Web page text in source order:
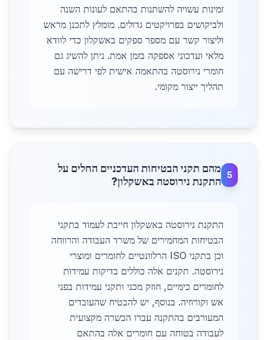
זמינות עשויה להשתנות בהתאם לעונות השנה
ולביקושים בפרויקטים גדולים. מומלץ לתכנן מראש
וליצור קשר עם מספר ספקים באשקלון כדי לוודא
מלאי ועדכוני אספקה בזמן אמת. ניתן להשיג גם
חומרי נירוסטה בהתאמה אישית לפי דרישה עם
תהליך ייצור מקומי.
5
מהם תקני הבטיחות העדכניים החלים על
התקנת נירוסטה באשקלון?
התקנת נירוסטה באשקלון חייבת לעמוד בתקני
הבטיחות המחמירים של משרד העבודה והרווחה
וכן בתקני ISO הרלוונטיים לחומרים ומוצרי
נירוסטה. תקנים אלה כוללים בדיקות עמידות
לחומרים כימיים, חוזק מכני ותקני עמידות בפני
אש וקורוזיה. בנוסף, יש להבטיח שהעובדים
המעורבים בהתקנה עברו הכשרה מקצועית
לעבודה בטוחה עם חומרים אלה בהתאם